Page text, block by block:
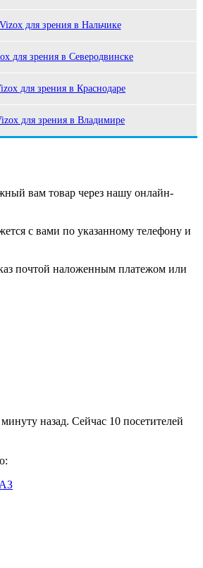
для зрения в Нальчике
для зрения в Северодвинске
для зрения в Краснодаре
для зрения в Владимире
вам товар через нашу онлайн-
с вами по указанному телефону и
почтой наложенным платежом или
минуту назад. Сейчас 10 посетителей